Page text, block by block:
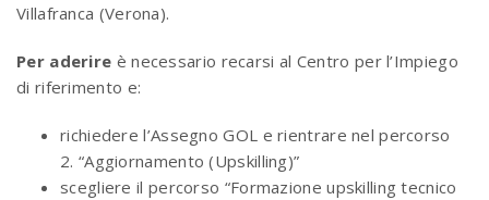
Villafranca (Verona).
Per aderire è necessario recarsi al Centro per l’Impiego
di riferimento e:
richiedere l’Assegno GOL e rientrare nel percorso
2. “Aggiornamento (Upskilling)”
scegliere il percorso “Formazione upskilling tecnico